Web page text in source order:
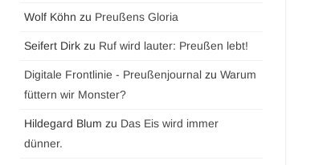
Wolf Köhn zu Preußens Gloria
Seifert Dirk zu Ruf wird lauter: Preußen lebt!
Digitale Frontlinie - Preußenjournal zuWarum
füttern wir Monster?
Hildegard Blum zu Das Eis wird immer
dünner.